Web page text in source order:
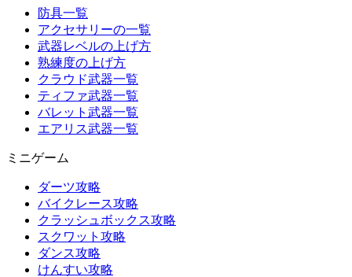
防具一覧
アクセサリーの一覧
武器レベルの上げ方
熟練度の上げ方
クラウド武器一覧
ティファ武器一覧
バレット武器一覧
エアリス武器一覧
ミニゲーム
ダーツ攻略
バイクレース攻略
クラッシュボックス攻略
スクワット攻略
ダンス攻略
けんすい攻略